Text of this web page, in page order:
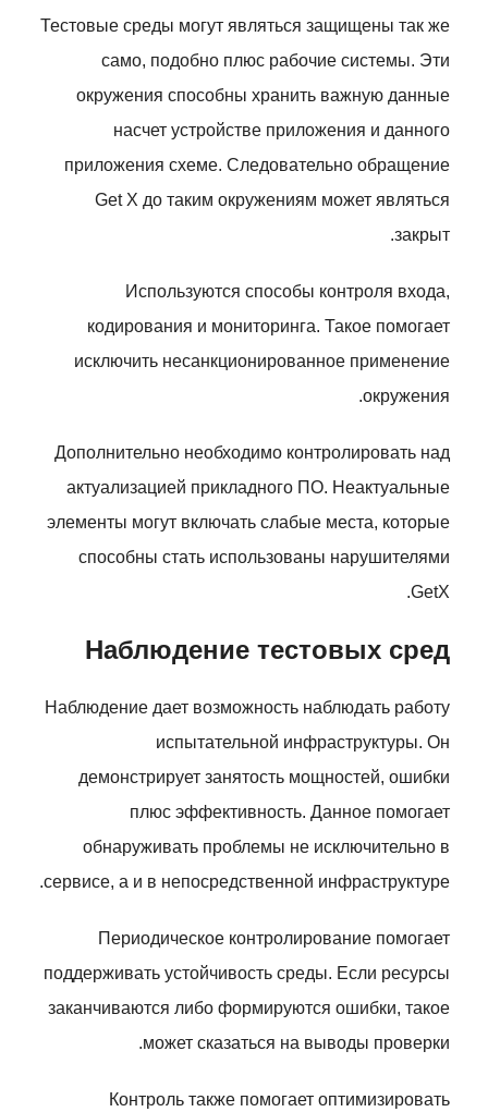
Тестовые среды могут являться защищены так же
само, подобно плюс рабочие системы. Эти
окружения способны хранить важную данные
насчет устройстве приложения и данного
приложения схеме. Следовательно обращение
Get X до таким окружениям может являться
закрыт.
Используются способы контроля входа,
кодирования и мониторинга. Такое помогает
исключить несанкционированное применение
окружения.
Дополнительно необходимо контролировать над
актуализацией прикладного ПО. Неактуальные
элементы могут включать слабые места, которые
способны стать использованы нарушителями
GetX.
Наблюдение тестовых сред
Наблюдение дает возможность наблюдать работу
испытательной инфраструктуры. Он
демонстрирует занятость мощностей, ошибки
плюс эффективность. Данное помогает
обнаруживать проблемы не исключительно в
сервисе, а и в непосредственной инфраструктуре.
Периодическое контролирование помогает
поддерживать устойчивость среды. Если ресурсы
заканчиваются либо формируются ошибки, такое
может сказаться на выводы проверки.
Контроль также помогает оптимизировать